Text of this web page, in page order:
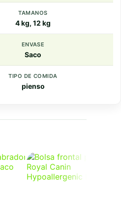
TAMANOS
4 kg, 12 kg
ENVASE
Saco
TIPO DE COMIDA
pienso
Puntos clave
Resumen rapido